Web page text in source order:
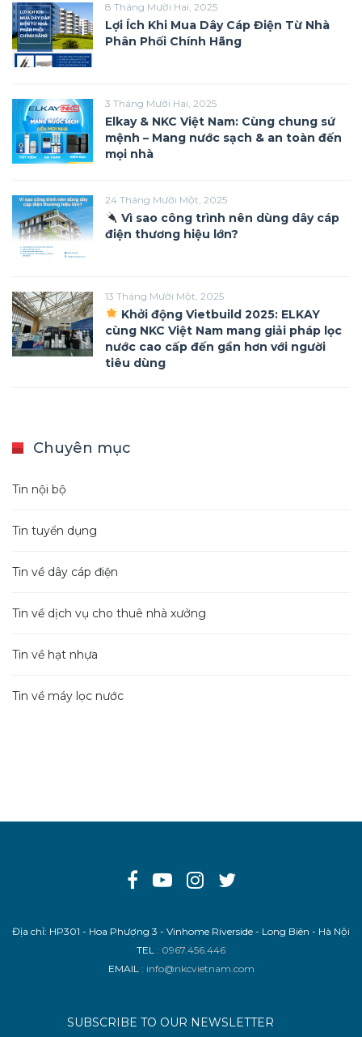
8 Tháng Mười Hai, 2025
Lợi Ích Khi Mua Dây Cáp Điện Từ Nhà
Phân Phối Chính Hãng
3 Tháng Mười Hai, 2025
Elkay & NKC Việt Nam: Cùng chung sứ
mệnh – Mang nước sạch & an toàn đến
mọi nhà
24 Tháng Mười Một, 2025
Vì sao công trình nên dùng dây cáp
điện thương hiệu lớn?
13 Tháng Mười Một, 2025
Khởi động Vietbuild 2025: ELKAY
cùng NKC Việt Nam mang giải pháp lọc
nước cao cấp đến gần hơn với người
tiêu dùng
Chuyên mục
Tin nội bộ
Tin tuyển dụng
Tin về dây cáp điện
Tin về dịch vụ cho thuê nhà xưởng
Tin về hạt nhựa
Tin về máy lọc nước
Địa chỉ: HP301 - Hoa Phượng 3 - Vinhome Riverside - Long Biên - Hà Nội
TEL : 0967.456.446
EMAIL : info@nkcvietnam.com
SUBSCRIBE TO OUR NEWSLETTER